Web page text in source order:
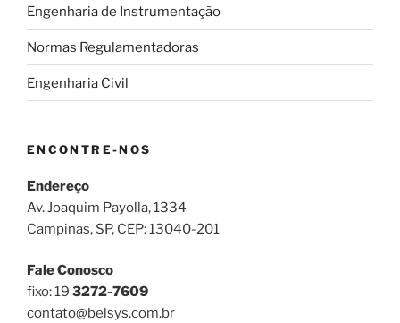
Engenharia de Instrumentação
Normas Regulamentadoras
Engenharia Civil
ENCONTRE-NOS
Endereço
Av. Joaquim Payolla, 1334
Campinas, SP, CEP: 13040-201
Fale Conosco
fixo: 19 3272-7609
contato@belsys.com.br